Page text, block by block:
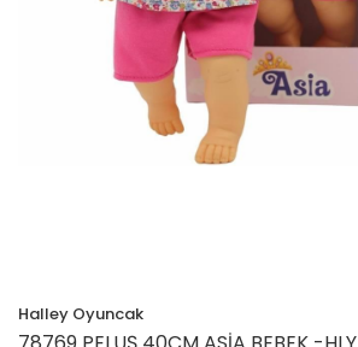
Halley Oyuncak